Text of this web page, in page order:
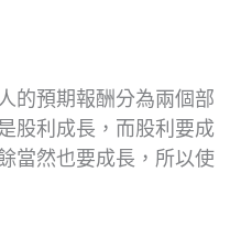
的預期報酬分為兩個部
股利成長，而股利要成
當然也要成長，所以使